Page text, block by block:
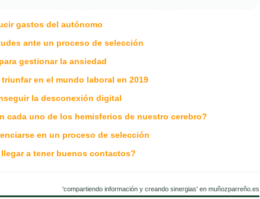
gastos del autónomo
ante un proceso de selección
gestionar la ansiedad
en el mundo laboral en 2019
la desconexión digital
cada uno de los hemisferios de nuestro cerebro?
en un proceso de selección
a tener buenos contactos?
'compartiendo información y creando sinergias' en muñozparreño.es